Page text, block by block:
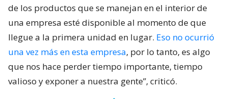
de los productos que se manejan en el interior de
una empresa esté disponible al momento de que
llegue a la primera unidad en lugar. Eso no ocurrió
una vez más en esta empresa, por lo tanto, es algo
que nos hace perder tiempo importante, tiempo
valioso y exponer a nuestra gente”, criticó.